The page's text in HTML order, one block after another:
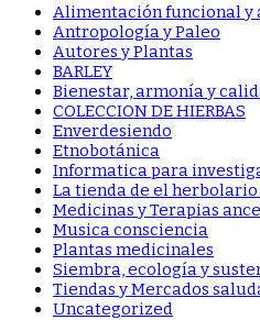
Alimentación funcional y
Antropología y Paleo
Autores y Plantas
BARLEY
Bienestar, armonía y
COLECCION DE HIERBAS
Enverdesiendo
Etnobotánica
Informatica para
La tienda de el
Medicinas y Terapias
Musica consciencia
Plantas medicinales
Siembra, ecología y
Tiendas y Mercados
Uncategorized